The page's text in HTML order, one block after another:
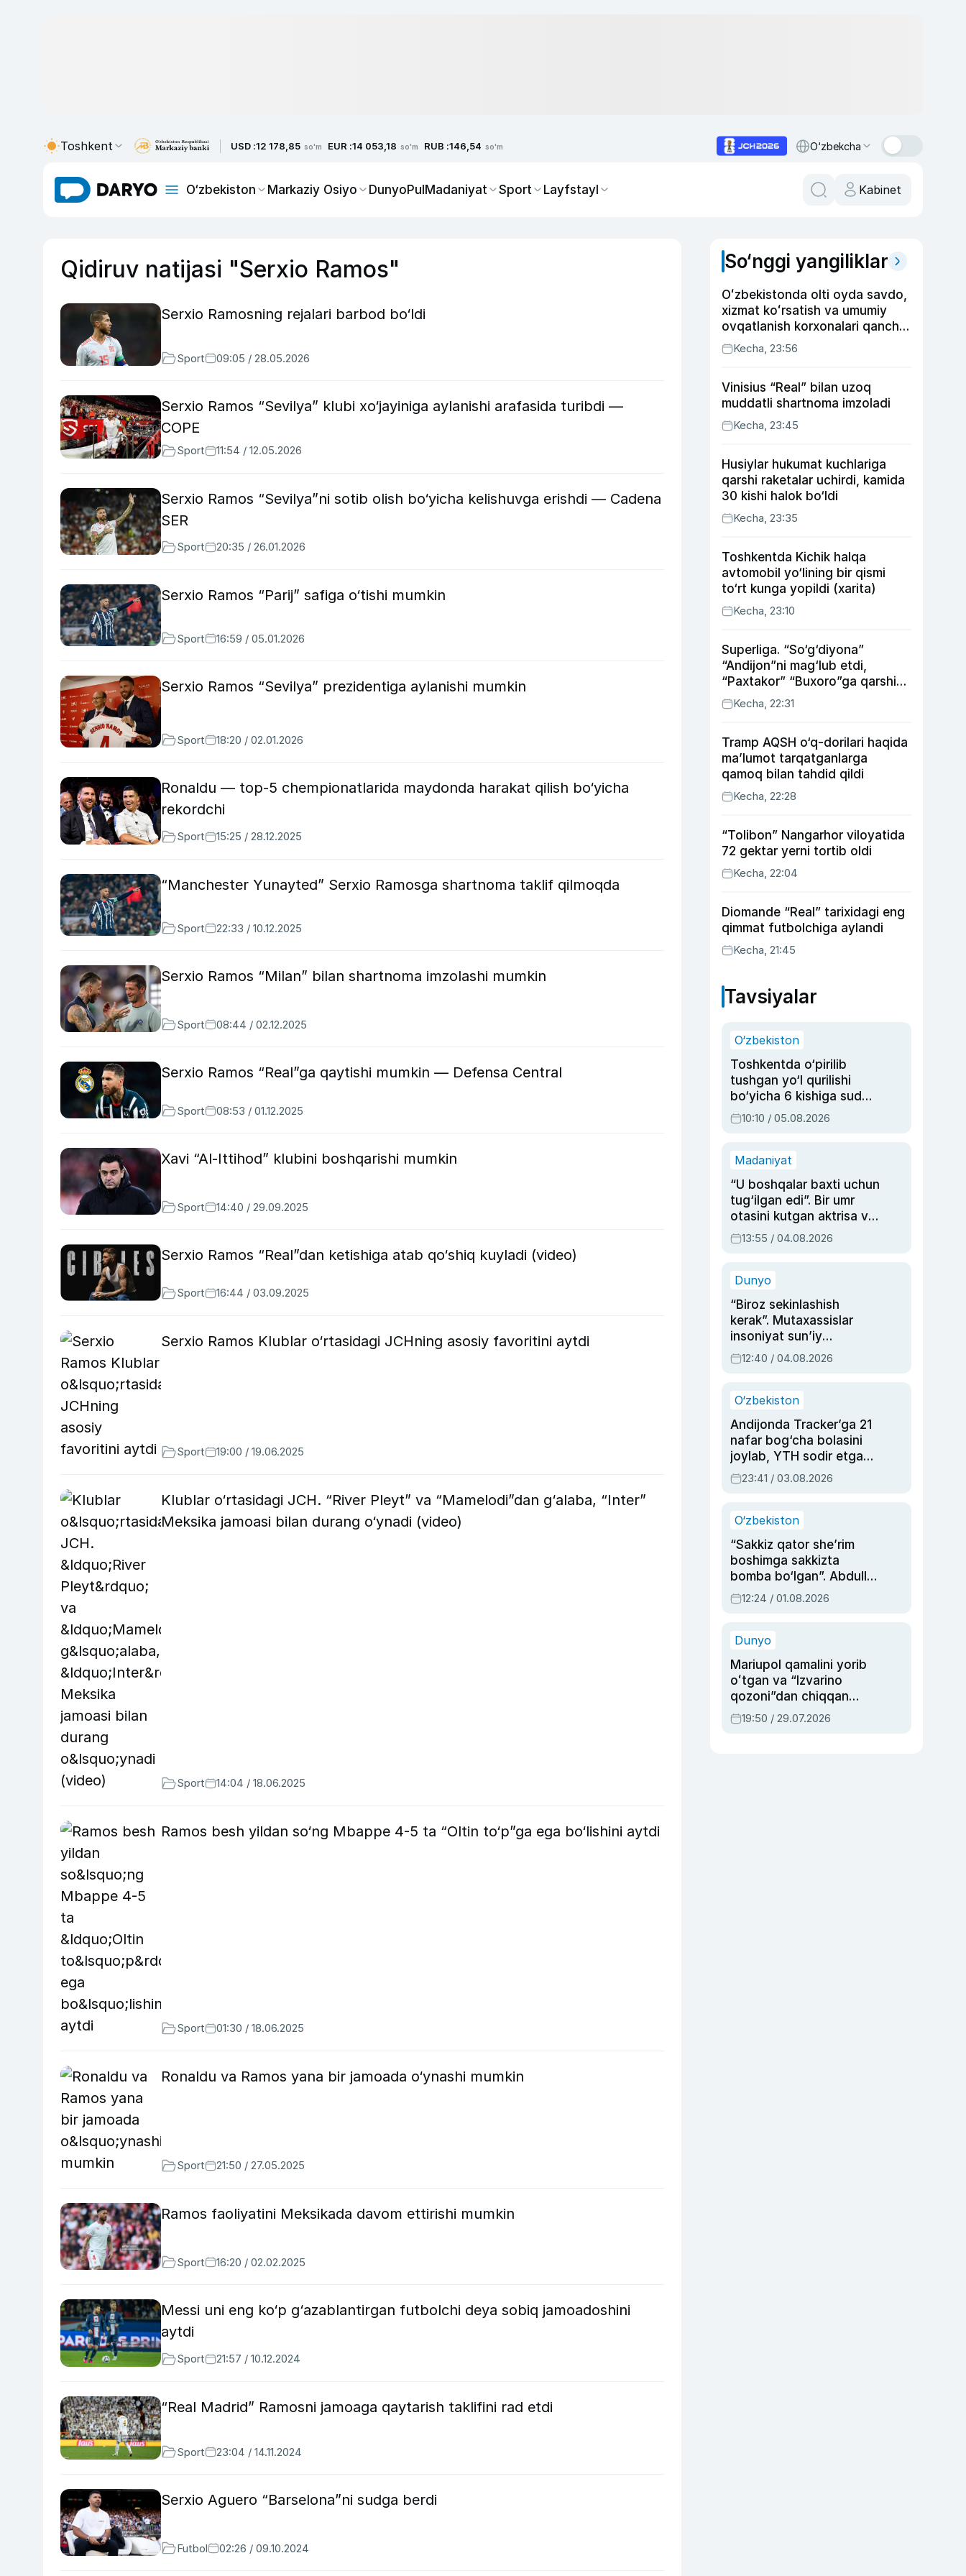
Toshkent USD :12 178,85 so'm EUR :14 053,18 so'm RUB :146,54 so'm O‘zbekcha
O‘zbekiston Markaziy Osiyo DunyoPulMadaniyat Sport Layfstayl Kabinet
Qidiruv natijasi "Serxio Ramos"
Serxio Ramosning rejalari barbod bo‘ldi
Sport 09:05 / 28.05.2026
Serxio Ramos “Sevilya” klubi xo‘jayiniga aylanishi arafasida turibdi —
COPE
Sport 11:54 / 12.05.2026
Serxio Ramos “Sevilya”ni sotib olish bo‘yicha kelishuvga erishdi — Cadena
SER
Sport 20:35 / 26.01.2026
Serxio Ramos “Parij” safiga o‘tishi mumkin
Sport 16:59 / 05.01.2026
Serxio Ramos “Sevilya” prezidentiga aylanishi mumkin
Sport 18:20 / 02.01.2026
Ronaldu — top-5 chempionatlarida maydonda harakat qilish bo‘yicha
rekordchi
Sport 15:25 / 28.12.2025
“Manchester Yunayted” Serxio Ramosga shartnoma taklif qilmoqda
Sport 22:33 / 10.12.2025
Serxio Ramos “Milan” bilan shartnoma imzolashi mumkin
Sport 08:44 / 02.12.2025
Serxio Ramos “Real”ga qaytishi mumkin — Defensa Central
Sport 08:53 / 01.12.2025
Xavi “Al-Ittihod” klubini boshqarishi mumkin
Sport 14:40 / 29.09.2025
Serxio Ramos “Real”dan ketishiga atab qo‘shiq kuyladi (video)
Sport 16:44 / 03.09.2025
Serxio Ramos Klublar o‘rtasidagi JCHning asosiy favoritini aytdi
Sport 19:00 / 19.06.2025
Klublar o‘rtasidagi JCH. “River Pleyt” va “Mamelodi”dan g‘alaba, “Inter”
Meksika jamoasi bilan durang o‘ynadi (video)
Sport 14:04 / 18.06.2025
Ramos besh yildan so‘ng Mbappe 4-5 ta “Oltin to‘p”ga ega bo‘lishini aytdi
Sport 01:30 / 18.06.2025
Ronaldu va Ramos yana bir jamoada o‘ynashi mumkin
Sport 21:50 / 27.05.2025
Ramos faoliyatini Meksikada davom ettirishi mumkin
Sport 16:20 / 02.02.2025
Messi uni eng ko‘p g‘azablantirgan futbolchi deya sobiq jamoadoshini
aytdi
Sport 21:57 / 10.12.2024
“Real Madrid” Ramosni jamoaga qaytarish taklifini rad etdi
Sport 23:04 / 14.11.2024
Serxio Aguero “Barselona”ni sudga berdi
Futbol 02:26 / 09.10.2024
So‘nggi yangiliklar
Oʻzbekistonda olti oyda savdo,
xizmat koʻrsatish va umumiy
ovqatlanish korxonalari qancha
soliq toʻlagani ochiqlandi
Kecha, 23:56
Vinisius “Real” bilan uzoq
muddatli shartnoma imzoladi
Kecha, 23:45
Husiylar hukumat kuchlariga
qarshi raketalar uchirdi, kamida
30 kishi halok bo‘ldi
Kecha, 23:35
Toshkentda Kichik halqa
avtomobil yo‘lining bir qismi
to‘rt kunga yopildi (xarita)
Kecha, 23:10
Superliga. “So‘g‘diyona”
“Andijon”ni mag‘lub etdi,
“Paxtakor” “Buxoro”ga qarshi
bahsda g‘alabani qo‘ldan
chiqardi
Kecha, 22:31
Tramp AQSH o‘q-dorilari haqida
ma’lumot tarqatganlarga
qamoq bilan tahdid qildi
Kecha, 22:28
“Tolibon” Nangarhor viloyatida
72 gektar yerni tortib oldi
Kecha, 22:04
Diomande “Real” tarixidagi eng
qimmat futbolchiga aylandi
Kecha, 21:45
Tavsiyalar
O‘zbekiston
Toshkentda o‘pirilib
tushgan yo‘l qurilishi
bo‘yicha 6 kishiga sud
hukmi o‘qildi
10:10 / 05.08.2026
Madaniyat
“U boshqalar baxti uchun
tug‘ilgan edi”. Bir umr
otasini kutgan aktrisa va
dublyaj ustasi Rimma
Ahmedovaning
13:55 / 04.08.2026
Dunyo
“Biroz sekinlashish
kerak”. Mutaxassislar
insoniyat sun’iy
intellektni boshqara
olmay qolishidan xavotir
12:40 / 04.08.2026
O‘zbekiston
Andijonda Tracker’ga 21
nafar bog‘cha bolasini
joylab, YTH sodir etgan
ayolga sud hukmi o‘qildi
23:41 / 03.08.2026
O‘zbekiston
“Sakkiz qator she’rim
boshimga sakkizta
bomba bo‘lgan”. Abdulla
Oripovni siyosiy
ayblovlardan asrab
12:24 / 01.08.2026
Dunyo
Mariupol qamalini yorib
oʻtgan va “Izvarino
qozoni”dan chiqqan
qahramon — Ukraina
armiyasi bosh
19:50 / 29.07.2026